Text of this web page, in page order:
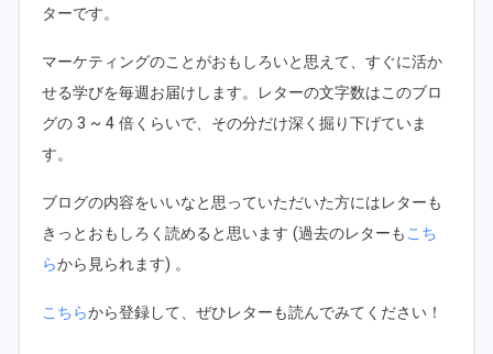
ターです。
マーケティングのことがおもしろいと思えて、すぐに活か
せる学びを毎週お届けします。レターの文字数はこのブロ
グの 3 ~ 4 倍くらいで、その分だけ深く掘り下げていま
す。
ブログの内容をいいなと思っていただいた方にはレターも
きっとおもしろく読めると思います (過去のレターもこち
らから見られます) 。
こちらから登録して、ぜひレターも読んでみてください！